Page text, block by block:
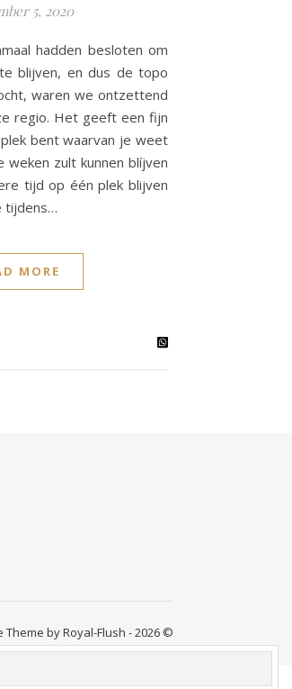
5, 2020
hadden besloten om
blijven, en dus de topo
waren we ontzettend
regio. Het geeft een fijn
bent waarvan je weet
zult kunnen blíjven
tijd op één plek blijven
tijdens…
MORE
Theme by Royal-Flush - 2026 ©